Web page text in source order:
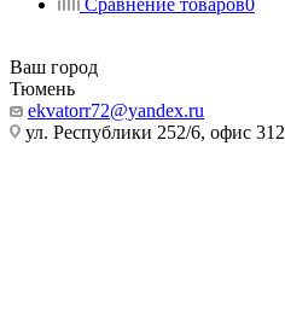
Сравнение товаров0
Ваш город
Тюмень
ekvatorr72@yandex.ru
ул. Республики 252/6, офис 312